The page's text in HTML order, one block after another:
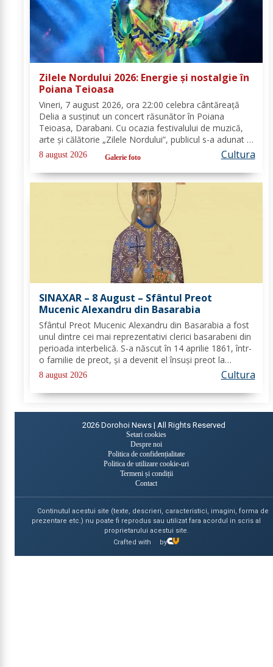
Zilele Nordului 2026: Energie și nostalgie în
Poiana Teioasa
Vineri, 7 august 2026, ora 22:00 celebra cântăreață
Delia a susținut un concert răsunător în Poiana
Teioasa, Darabani. Cu ocazia festivalului de muzică,
arte și călătorie „Zilele Nordului”, publicul s-a adunat în
acest colț de natură, bucurându-se de noaptea
călduroasă și peisajul unei oaze verzi,...
8 august 2026 Galerie foto Cultura
SINAXAR – 8 August – Sfântul Preot
Mucenic Alexandru din Basarabia
Sfântul Preot Mucenic Alexandru din Basarabia a fost
unul dintre cei mai reprezentativi clerici basarabeni din
perioada interbelică. S-a născut în 14 aprilie 1861, într-
o familie de preot, și a devenit el însuși preot la
Biserica „Aleksandr Nevski” din Călăraşi-sat, în
Republica Moldova de azi. A...
8 august 2026 Cultura
2026 Dorohoi News | All Rights Reserved
Setari cookies
Despre noi
Politica de confidențialitate
Politica de utilizare cookie-uri
Termeni și condiții
Contact
Continutul acestui site (texte, descrieri, caracteristici, imagini, forma de
prezentare etc.) nu poate fi reprodus sau utilizat fara acordul in scris al
proprietarului acestui site.
Crafted with
by